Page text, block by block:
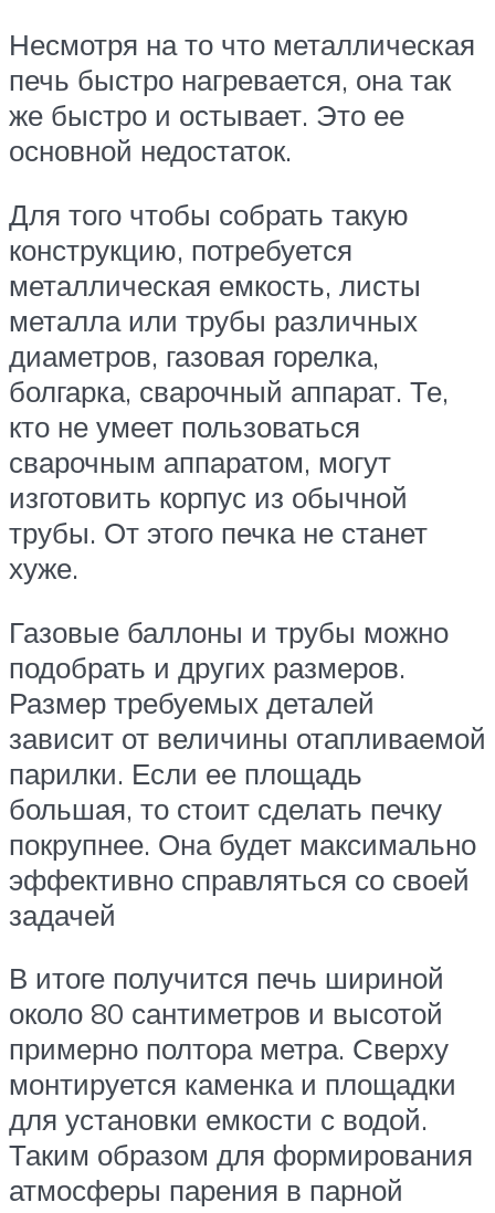
Несмотря на то что металлическая
печь быстро нагревается, она так
же быстро и остывает. Это ее
основной недостаток.
Для того чтобы собрать такую
конструкцию, потребуется
металлическая емкость, листы
металла или трубы различных
диаметров, газовая горелка,
болгарка, сварочный аппарат. Те,
кто не умеет пользоваться
сварочным аппаратом, могут
изготовить корпус из обычной
трубы. От этого печка не станет
хуже.
Газовые баллоны и трубы можно
подобрать и других размеров.
Размер требуемых деталей
зависит от величины отапливаемой
парилки. Если ее площадь
большая, то стоит сделать печку
покрупнее. Она будет максимально
эффективно справляться со своей
задачей
В итоге получится печь шириной
около 80 сантиметров и высотой
примерно полтора метра. Сверху
монтируется каменка и площадки
для установки емкости с водой.
Таким образом для формирования
атмосферы парения в парной